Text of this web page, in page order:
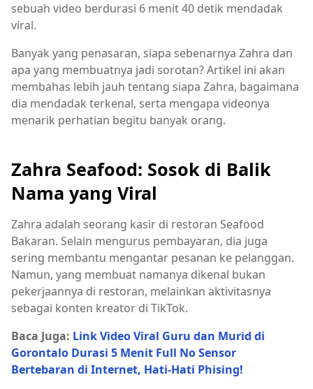
sebuah video berdurasi 6 menit 40 detik mendadak
viral.
Banyak yang penasaran, siapa sebenarnya Zahra dan
apa yang membuatnya jadi sorotan? Artikel ini akan
membahas lebih jauh tentang siapa Zahra, bagaimana
dia mendadak terkenal, serta mengapa videonya
menarik perhatian begitu banyak orang.
Zahra Seafood: Sosok di Balik
Nama yang Viral
Zahra adalah seorang kasir di restoran Seafood
Bakaran. Selain mengurus pembayaran, dia juga
sering membantu mengantar pesanan ke pelanggan.
Namun, yang membuat namanya dikenal bukan
pekerjaannya di restoran, melainkan aktivitasnya
sebagai konten kreator di TikTok.
Baca Juga: Link Video Viral Guru dan Murid di
Gorontalo Durasi 5 Menit Full No Sensor
Bertebaran di Internet, Hati-Hati Phising!